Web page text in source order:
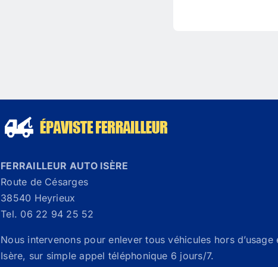
FERRAILLEUR AUTO ISÈRE
Route de Césarges
38540 Heyrieux
Tel. 06 22 94 25 52
Nous intervenons pour enlever tous véhicules hors d’usage
Isère, sur simple appel téléphonique 6 jours/7.